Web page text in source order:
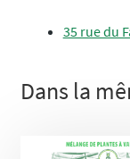
35 rue du
Dans la